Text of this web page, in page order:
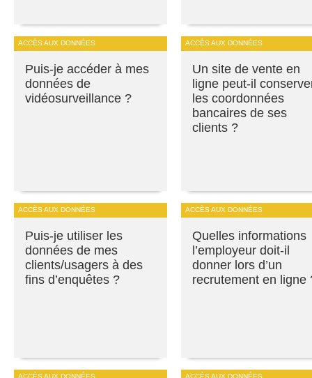
ACCÈS AUX DONNÉES
Puis-je accéder à mes
données de
vidéosurveillance ?
ACCÈS AUX DONNÉES
Un site de vente en
ligne peut-il
les coordonnées
bancaires de ses
clients ?
ACCÈS AUX DONNÉES
Puis-je utiliser les
données de mes
clients/usagers à des
fins d’enquêtes ?
ACCÈS AUX DONNÉES
Quelles informations
l’employeur doit-il
donner lors d’un
recrutement en ligne
ACCÈS AUX DONNÉES ACCÈS AUX DONNÉES